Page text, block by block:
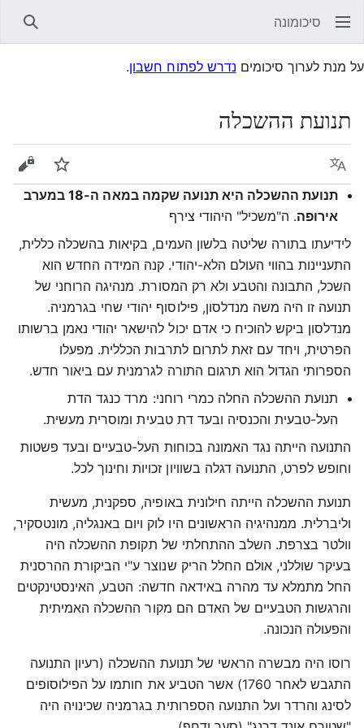
סיכומונה
על מנת לערוך סיכומים נדרש לפתוח חשבון.
תנועת ההשכלה
שפה עקוב
תנועת ההשכלה היא תנועה שקמה במאה ה-18 במערב
אירופה. ה"משכיל" היהודי צירף
לידיעתו בתורה שליטה בלשון העמים, בקיאות בהשכלה כללית,
התעניינות בהווי העולם הלא-יהודי. קנה המידה החדש הוא
השכל, התבונה והטבע ולא רק המסורת. מנהיגה הרוחני של
תנועה זו היה משה מנדלסון, פילוסוף יהודי שחי בגרמניה.
מנדלסון ביקש להוכיח כי אדם יכול להישאר יהודי נאמן ברשותו
הפרטית, ויחד עם זאת לתרום לתרבות הכללית. מפעלו
הספרותי הגדול הוא תרגום התורה לגרמנית עם ביאור חדש.
תנועת ההשכלה החלה כמרי רוחני: מרד כנגד הדת
העל-טבעית והכנסיה ובעד דת טבעית ומוסרית מעשית.
התנועה הייתה נגד האמונה בכוחות העל-טבעיים ובעד פשטות
וחופש לפרט, התנועה דגלה בשוויון זכויות וחינוך לכל.
תנועת ההשכלה הייתה חילונית באופיה, ספקנית, מעשית
וליברלית. ממנהיגיה הראשונים היו לוק ויום באנגליה, מונטסקיר,
וולטר בצרפת. השלב ההתחלתי של תקופת ההשכלה היה
בעיקר שוללני, אולם החלל הריק שנוצר ע"י הביקורת ההרסנית
החל מתמלא עד מהרה באידאה חדשה: הטבע, האינסטינקטים
והרגשות הטבעיים של האדם הם מקור ההשכלה האמיתית
והפעולה הנכונה.
רוסו היה מבשרה הראשי של תנועת ההשכלה (רעיון התנועה
התגבש לאחר 1760) אשר הטביע את חותמו על הפילוסופים
לסינג והרדר ועל התנועה הספרותית בגרמניה שכינויה היה